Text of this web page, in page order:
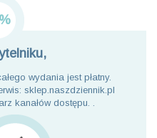
wydania jest płatny.
sklep.naszdziennik.pl
kanałów dostępu. .